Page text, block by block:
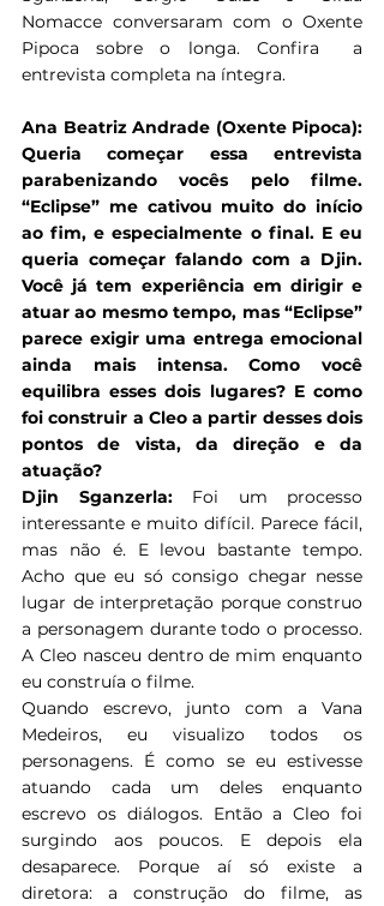
Nomacce conversaram com o Oxente
Pipoca sobre o longa. Confira  a
entrevista completa na íntegra.
Ana Beatriz Andrade (Oxente Pipoca):
Queria começar essa entrevista
parabenizando vocês pelo filme.
“Eclipse” me cativou muito do início
ao fim, e especialmente o final. E eu
queria começar falando com a Djin.
Você já tem experiência em dirigir e
atuar ao mesmo tempo, mas “Eclipse”
parece exigir uma entrega emocional
ainda mais intensa. Como você
equilibra esses dois lugares? E como
foi construir a Cleo a partir desses dois
pontos de vista, da direção e da
atuação?
Djin Sganzerla: Foi um processo
interessante e muito difícil. Parece fácil,
mas não é. E levou bastante tempo.
Acho que eu só consigo chegar nesse
lugar de interpretação porque construo
a personagem durante todo o processo.
A Cleo nasceu dentro de mim enquanto
eu construía o filme.
Quando escrevo, junto com a Vana
Medeiros, eu visualizo todos os
personagens. É como se eu estivesse
atuando cada um deles enquanto
escrevo os diálogos. Então a Cleo foi
surgindo aos poucos. E depois ela
desaparece. Porque aí só existe a
diretora: a construção do filme, as